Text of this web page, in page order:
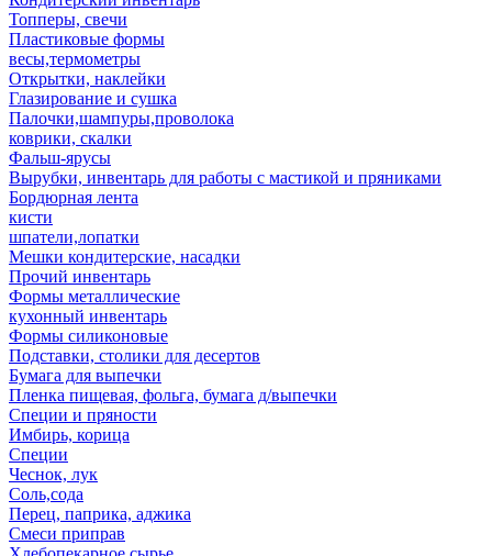
Топперы, свечи
Пластиковые формы
весы,термометры
Открытки, наклейки
Глазирование и сушка
Палочки,шампуры,проволока
коврики, скалки
Фальш-ярусы
Вырубки, инвентарь для работы с мастикой и пряниками
Бордюрная лента
кисти
шпатели,лопатки
Мешки кондитерские, насадки
Прочий инвентарь
Формы металлические
кухонный инвентарь
Формы силиконовые
Подставки, столики для десертов
Бумага для выпечки
Пленка пищевая, фольга, бумага д/выпечки
Специи и пряности
Имбирь, корица
Специи
Чеснок, лук
Соль,сода
Перец, паприка, аджика
Смеси приправ